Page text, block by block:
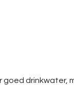
drinkwater,